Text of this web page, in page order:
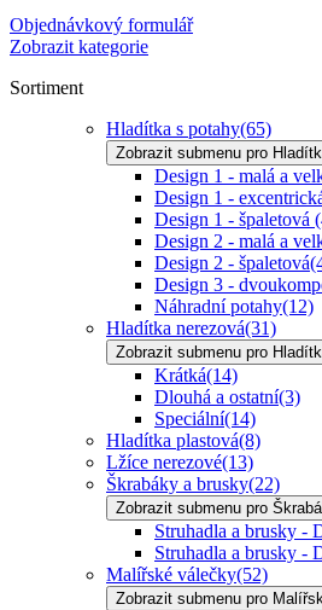
Objednávkový formulář
Zobrazit kategorie
Sortiment
Hladítka s potahy(65)
Zobrazit submenu pro
Design 1 - malá a
Design 1 -
Design 1 - špaletová
Design 2 - malá a
Design 2 - špaletová
Design 3 -
Náhradní potahy(12)
Hladítka nerezová(31)
Zobrazit submenu pro
Krátká(14)
Dlouhá a ostatní(3)
Speciální(14)
Hladítka plastová(8)
Lžíce nerezové(13)
Škrabáky a brusky(22)
Zobrazit submenu pro
Struhadla a brusky -
Struhadla a brusky -
Malířské válečky(52)
Zobrazit submenu pro